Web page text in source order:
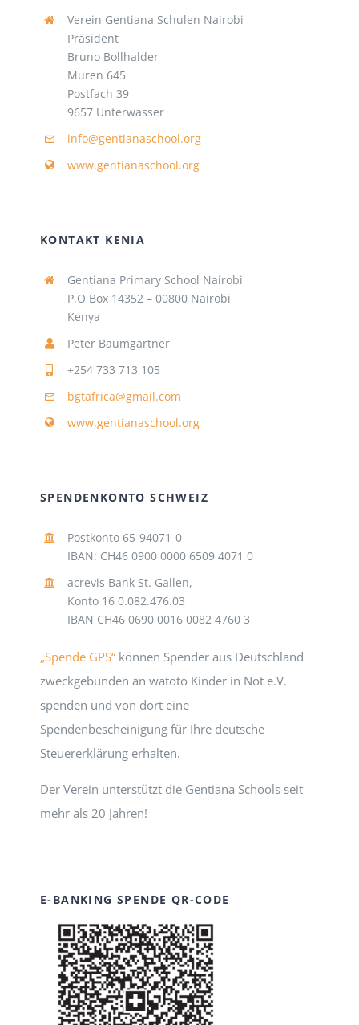
Verein Gentiana Schulen Nairobi
Präsident
Bruno Bollhalder
Muren 645
Postfach 39
9657 Unterwasser
info@gentianaschool.org
www.gentianaschool.org
KONTAKT KENIA
Gentiana Primary School Nairobi
P.O Box 14352 – 00800 Nairobi
Kenya
Peter Baumgartner
+254 733 713 105
bgtafrica@gmail.com
www.gentianaschool.org
SPENDENKONTO SCHWEIZ
Postkonto 65-94071-0
IBAN: CH46 0900 0000 6509 4071 0
acrevis Bank St. Gallen,
Konto 16 0.082.476.03
IBAN CH46 0690 0016 0082 4760 3
„Spende GPS“können Spender aus Deutschland
zweckgebunden an watoto Kinder in Not e.V.
spenden und von dort eine
Spendenbescheinigung für Ihre deutsche
Steuererklärung erhalten.
Der Verein unterstützt die Gentiana Schools seit
mehr als 20 Jahren!
E-BANKING SPENDE QR-CODE